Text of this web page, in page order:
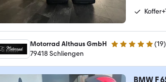
Motorrad Althaus GmbH 5 Sterne (19)
79418 Schliengen
BMW F